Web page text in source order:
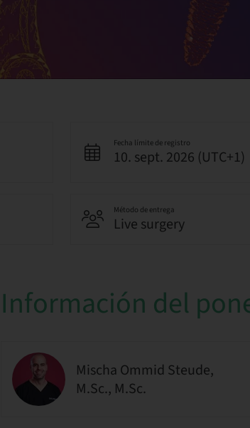
Fecha límite de registro
10. sept. 2026 (UTC+1)
Método de entrega
Live surgery
Información del
Mischa Ommid Steude,
M.Sc., M.Sc.